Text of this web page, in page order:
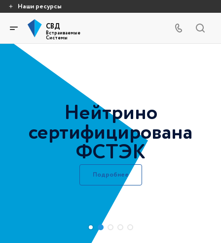
Наши ресурсы
СВД
Встраиваемые
Системы
Нейтрино
сертифицирована
ФСТЭК
Подробнее